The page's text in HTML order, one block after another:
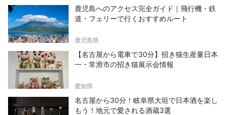
鹿児島へのアクセス完全ガイド｜飛行機・鉄
道・フェリーで行くおすすめルート
鹿児島県
【名古屋から電車で30分】招き猫生産量日本
一・常滑市の招き猫展示会情報
愛知県
名古屋から30分！岐阜県大垣で日本酒を楽し
もう！地元で愛される酒蔵3選